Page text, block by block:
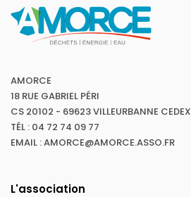
AMORCE
18 RUE GABRIEL PÉRI
CS 20102 - 69623 VILLEURBANNE CEDEX
TÉL : 04 72 74 09 77
EMAIL : AMORCE@AMORCE.ASSO.FR
L'association